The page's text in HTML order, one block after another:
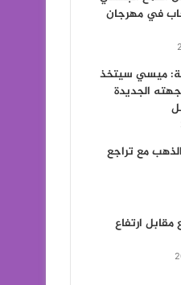
في مهرجان
ميسي سيتخذ
الجديدة
مع تراجع
ارتفاع